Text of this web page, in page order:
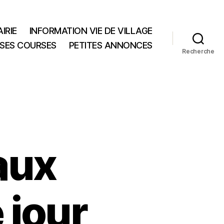
INFORMATION VIE DE VILLAGE
COURSES
PETITES ANNONCES
Recherche
jour